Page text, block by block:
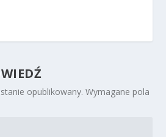
opublikowany. Wymagane pola